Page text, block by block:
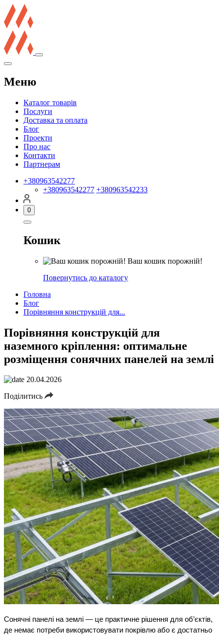
Меню
Каталог товарів
Послуги
Доставка та оплата
Блог
Проекти
Про нас
Контакти
Партнерам
+380963542277
+380963542277 +380963542233
0
Кошик
Ваш кошик порожній!
Повернутись до каталогу
Головна
Блог
Порівняння конструкцій для...
Порівняння конструкцій для
наземного кріплення: оптимальне
розміщення сонячних панелей на землі
20.04.2026
Поділитись
Сонячні панелі на землі — це практичне рішення для об’єктів,
де немає потреби використовувати покрівлю або є достатньо